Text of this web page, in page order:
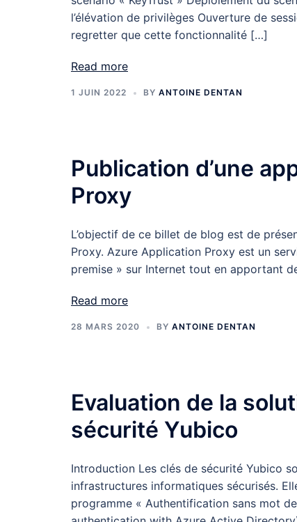
l’élévation de privilèges Ouverture de
regretter que cette fonctionnalité […]
Read more
1 JUIN 2022 BY ANTOINE DENTAN
Publication d’une
Proxy
L’objectif de ce billet de blog est de
Proxy. Azure Application Proxy est un
premise » sur Internet tout en apportant
Read more
28 MARS 2020 BY ANTOINE DENTAN
Evaluation de la
sécurité Yubico
Introduction Les clés de sécurité Yubico
infrastructures informatiques sécurisés.
programme « Authentification sans mot